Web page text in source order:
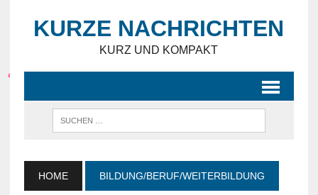
KURZE NACHRICHTEN
KURZ UND KOMPAKT
HOME BILDUNG/BERUF/WEITERBILDUNG